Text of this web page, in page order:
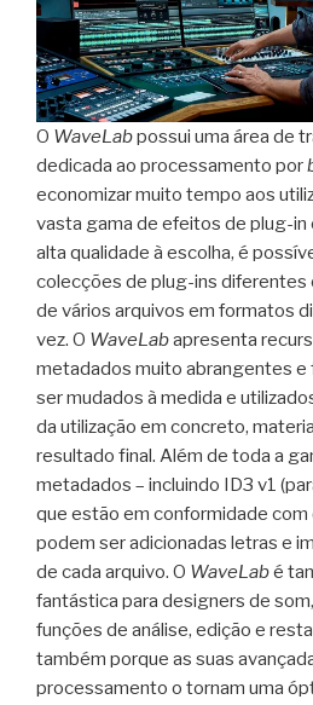
O WaveLabpossui uma área de
dedicada ao processamento por
economizar muito tempo aos
vasta gama de efeitos de plug-
alta qualidade à escolha, é
colecções de plug-ins diferentes
de vários arquivos em formatos
vez. O WaveLabapresenta
metadados muito abrangentes e
ser mudados à medida e
da utilização em concreto,
resultado final. Além de toda a
metadados – incluindo ID3 v1
que estão em conformidade com
podem ser adicionadas letras e
de cada arquivo. O WaveLabé
fantástica para designers de
funções de análise, edição e
também porque as suas
processamento o tornam uma